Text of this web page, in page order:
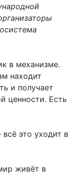
в механизме.
находит
и получает
ценности. Есть
это уходит в
живёт в